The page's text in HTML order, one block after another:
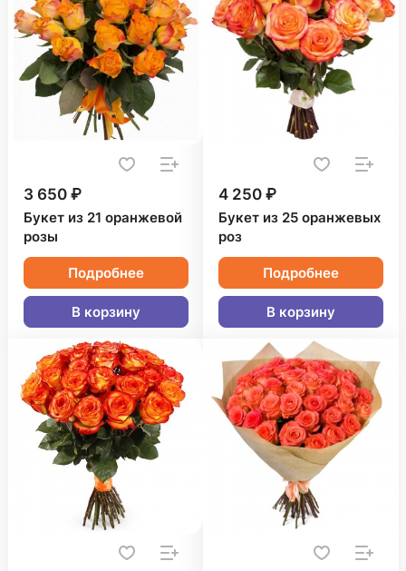
3 650 ₽
Букет из 21 оранжевой
розы
Подробнее
В корзину
4 250 ₽
Букет из 25 оранжевых
роз
Подробнее
В корзину